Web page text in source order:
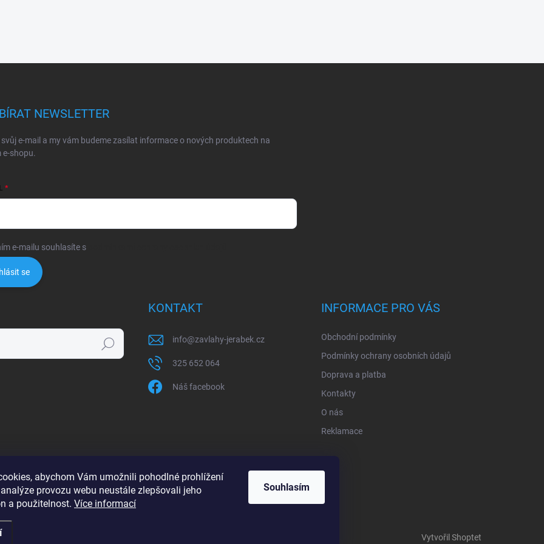
abychom Vám umožnili pohodlné prohlížení
provozu webu neustále zlepšovali jeho
a použitelnost. Více informací
Souhlasím
NEWSLETTER
e-mail a my vám budeme zasílat informace o nových produktech na
e-shopu.
e-mailu souhlasíte s
se
Hledat
KONTAKT
info@zavlahy-jerabek.cz
325 652 064
Náš facebook
INFORMACE PRO VÁS
Obchodní podmínky
Podmínky ochrany osobních údajů
Doprava a platba
Kontakty
O nás
Reklamace
Vytvořil Shoptet